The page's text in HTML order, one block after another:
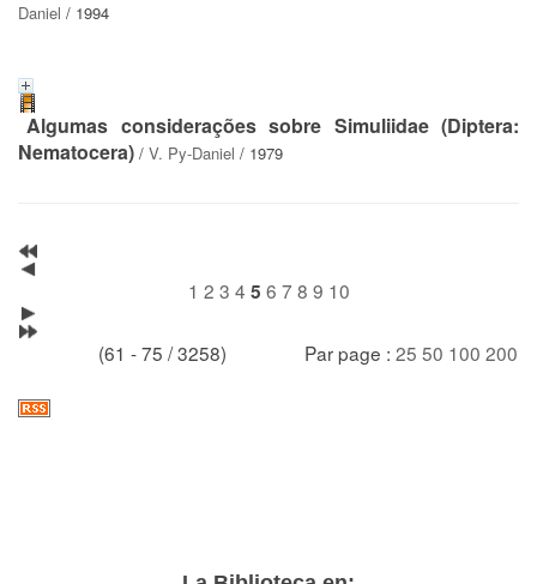
Daniel / 1994
Algumas considerações sobre Simuliidae (Diptera:
Nematocera) / V. Py-Daniel / 1979
1 2 3 4 5 6 7 8 9 10
(61 - 75 / 3258) Par page : 25 50 100 200